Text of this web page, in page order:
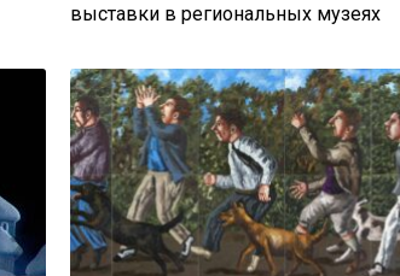
выставки в региональных музеях